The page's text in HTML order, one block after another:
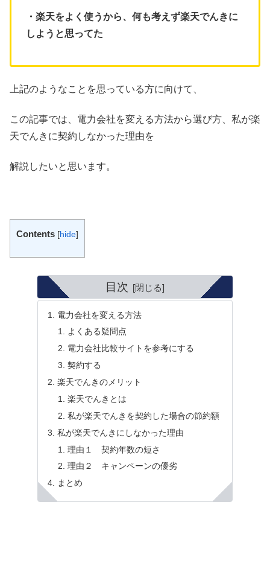
・楽天をよく使うから、何も考えず楽天でんきに
しようと思ってた
上記のようなことを思っている方に向けて、
この記事では、電力会社を変える方法から選び方、私が楽
天でんきに契約しなかった理由を
解説したいと思います。
Contents [hide]
目次
電力会社を変える方法
よくある疑問点
電力会社比較サイトを参考にする
契約する
楽天でんきのメリット
楽天でんきとは
私が楽天でんきを契約した場合の節約額
私が楽天でんきにしなかった理由
理由１ 契約年数の短さ
理由２ キャンペーンの優劣
まとめ